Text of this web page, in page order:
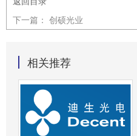
下一篇： 创硕光业
相关推荐